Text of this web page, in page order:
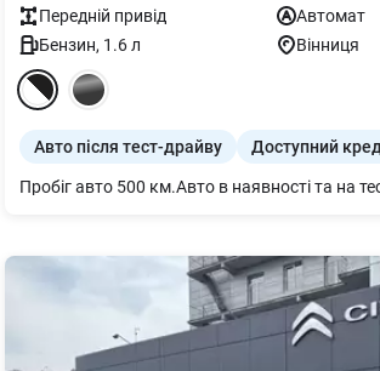
Передній привід
Автомат
Бензин, 1.6л Вінниця
Авто після тест-драйву Доступний
Пробіг авто 500 км.Авто в наявності та на